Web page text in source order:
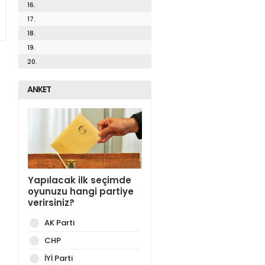
16.
17.
18.
19.
20.
ANKET
Yapılacak ilk seçimde
oyunuzu hangi partiye
verirsiniz?
AK Parti
CHP
İYİ Parti